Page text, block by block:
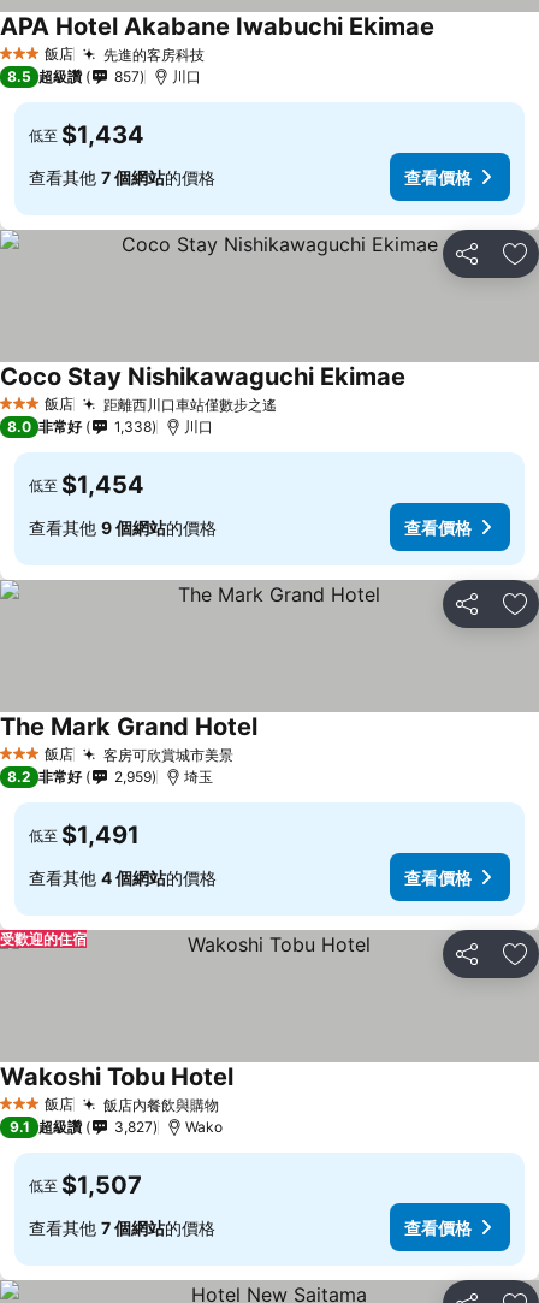
3 星級 飯店 先進的客房科技
APA Hotel Akabane Iwabuchi Ekimae
8.5 超級讚 857 川口
低至 $1,434
查看其他 7 個網站的價格 查看價格
分享 加
3 星級 飯店 距離西川口車站僅數步之遙
Coco Stay Nishikawaguchi Ekimae
8.0 非常好 1,338 川口
低至 $1,454
查看其他 9 個網站的價格 查看價格
分享 加
3 星級 飯店 客房可欣賞城市美景
The Mark Grand Hotel
8.2 非常好 2,959 埼玉
低至 $1,491
查看其他 4 個網站的價格 查看價格
分享 加
受歡迎的住宿
3 星級 飯店 飯店內餐飲與購物
Wakoshi Tobu Hotel
9.1 超級讚 3,827 Wako
低至 $1,507
查看其他 7 個網站的價格 查看價格